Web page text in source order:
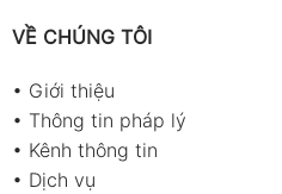
VỀ CHÚNG TÔI
• Giới thiệu
• Thông tin pháp lý
• Kênh thông tin
• Dịch vụ